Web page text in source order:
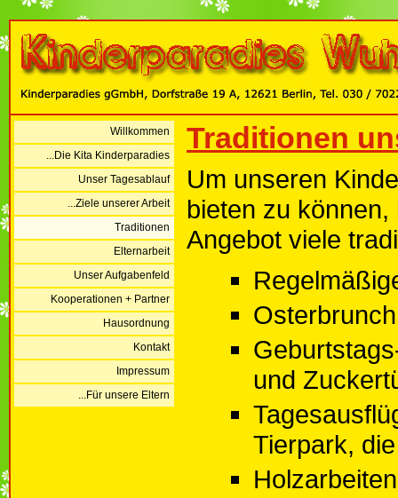
Willkommen
...Die Kita Kinderparadies
Unser Tagesablauf
...Ziele unserer Arbeit
Traditionen
Elternarbeit
Unser Aufgabenfeld
Kooperationen + Partner
Hausordnung
Kontakt
Impressum
...Für unsere Eltern
Traditionen
Um unseren
bieten zu
Angebot viele
Osterbrunch
und
Tierpark,
Holzarbeiten